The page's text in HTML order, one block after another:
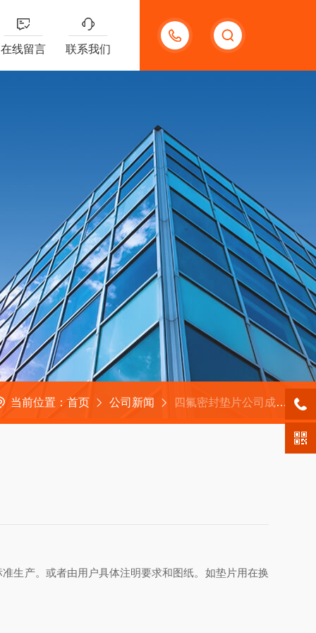
13191957898
在线留言 联系我们
当前位置： 首页 公司新闻 四氟密封垫片公司成功取得压力管道元件生产许可证书
生产。或者由用户具体注明要求和图纸。如垫片用在换